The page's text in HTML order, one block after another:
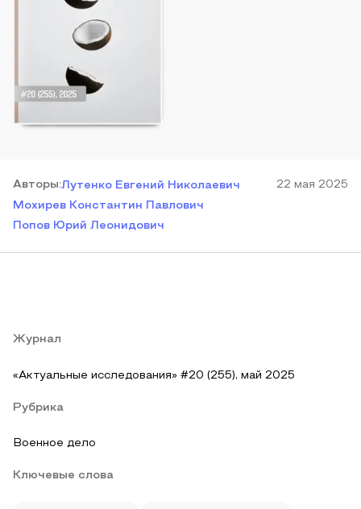
Авторы:Лутенко Евгений Николаевич
Мохирев Константин Павлович
Попов Юрий Леонидович
22 мая 2025
Журнал
«Актуальные исследования» #20 (255), май 2025
Рубрика
Военное дело
Ключевые слова